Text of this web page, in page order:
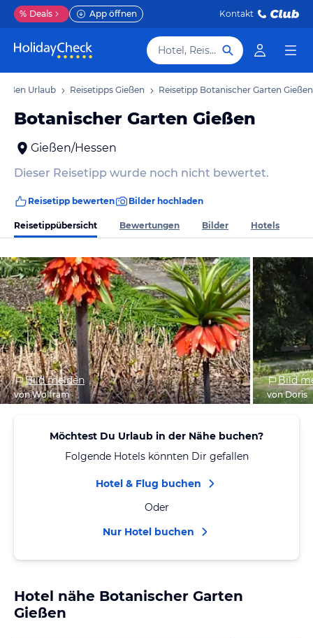
% Deals App öffnen Kontakt
Hotel, Reiseziel
Urlaub Reisetipps Gießen Reisetipp Botanischer Garten Gießen
Botanischer Garten Gießen
Gießen/Hessen
Dieser Reisetipp wurde noch nicht bewertet.
Reisetipp bewerten Bilder hochladen
Reisetippübersicht Bewertungen Bilder Hotels
Bild melden
von Wolfram
Bild
von Doris
Möchtest Du Urlaub in der Nähe buchen?
Folgende Hotels könnten Dir gefallen
Hotel & Flug buchen
Oder
Nur Hotel buchen
Hotel nähe Botanischer Garten
Gießen